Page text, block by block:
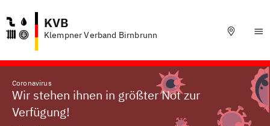
KVB
Klempner Verband Birnbrunn
Coronavirus
Wir stehen ihnen in größter Not zur
Verfügung!